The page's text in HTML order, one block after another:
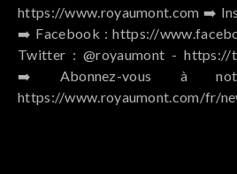
https://www.royaumont.com ➡️
➡️ Facebook : https://
Twitter : @royaumont - https://
➡️ Abonnez-vous à
https://www.royaumont.com/fr/